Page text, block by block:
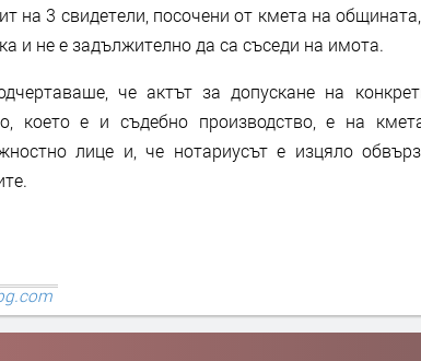
на 3 свидетели, посочени от кмета на
и не е задължително да са съседи на имота.
че актът за допускане на
което е и съдебно производство, е на
лице и, че нотариусът е изцяло